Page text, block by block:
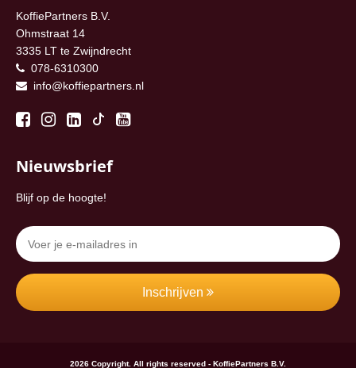
KoffiePartners B.V.
Ohmstraat 14
3335 LT te Zwijndrecht
078-6310300
info@koffiepartners.nl
Nieuwsbrief
Blijf op de hoogte!
Inschrijven
2026 Copyright. All rights reserved - KoffiePartners B.V.